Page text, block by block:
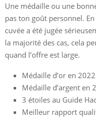
Une médaille ou une
pas ton goût personnel.
cuvée a été jugée
la majorité des cas, cela
quand l’offre est large.
Médaille d’or en
Médaille d’argent en
3 étoiles au Guide
Meilleur rapport